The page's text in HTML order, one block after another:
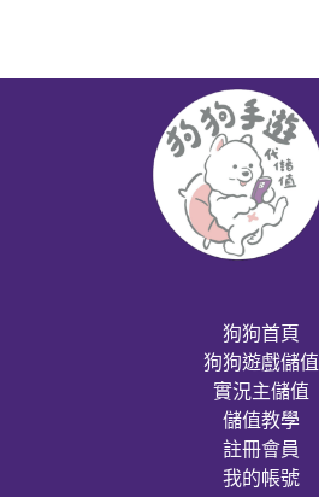
狗狗首頁
狗狗遊戲儲值
實況主儲值
儲值教學
註冊會員
我的帳號